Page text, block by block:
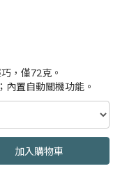
，僅72克。
內置自動關機功能。
加入購物車